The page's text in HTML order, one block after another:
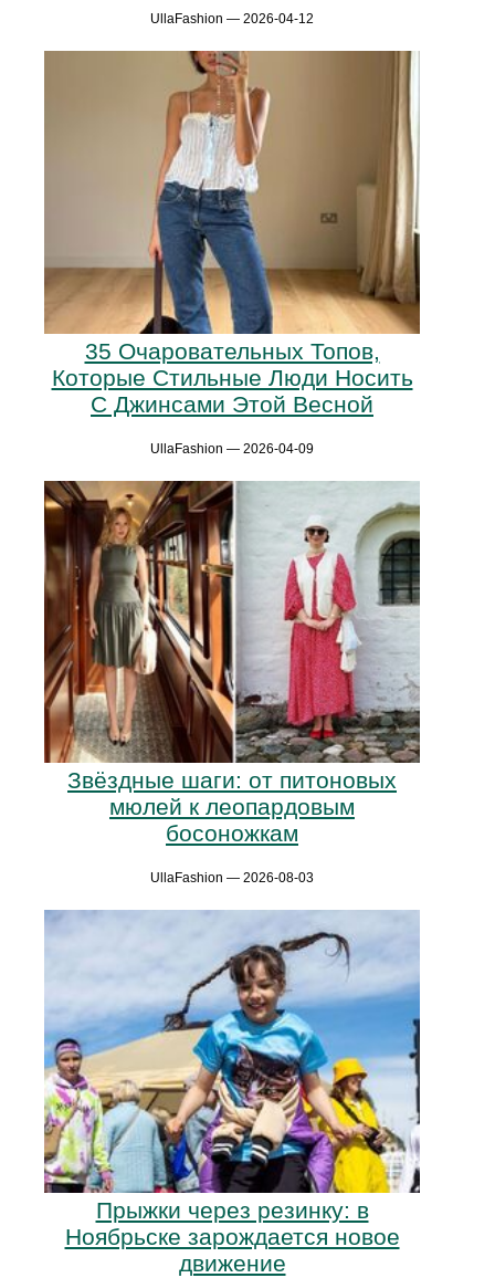
UllaFashion — 2026-04-12
35 Очаровательных Топов,
Которые Стильные Люди Носить
С Джинсами Этой Весной
UllaFashion — 2026-04-09
Звёздные шаги: от питоновых
мюлей к леопардовым
босоножкам
UllaFashion — 2026-08-03
Прыжки через резинку: в
Ноябрьске зарождается новое
движение